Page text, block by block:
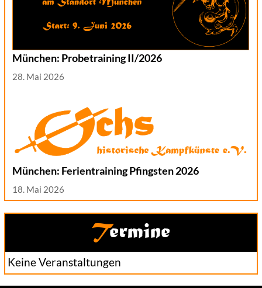
München: Probetraining II/2026
28. Mai 2026
München: Ferientraining Pfingsten 2026
18. Mai 2026
Termine
Keine Veranstaltungen